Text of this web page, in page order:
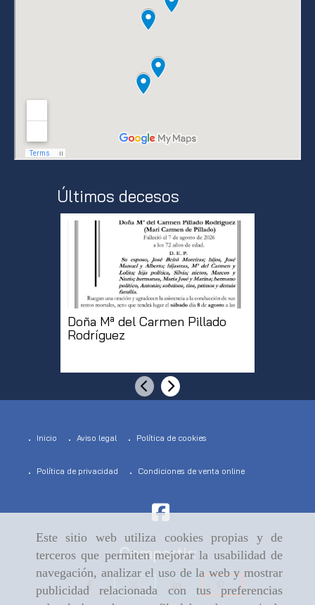
Este sitio web utiliza cookies propias y de
terceros que permiten mejorar la usabilidad de
navegación, analizar el uso de la web y mostrar
publicidad relacionada con tus preferencias
Últimos decesos
Doña Mª del Carmen Pillado
Rodríguez
AnteriorSiguiente
Inicio Aviso legal Política de cookies
Política de privacidad Condiciones de venta online
Compartir: